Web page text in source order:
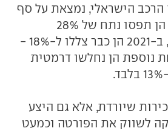
הישראלי, נמצאת על סף
הכחדה. אם ב-2015 הן תפסו נתח של 28%
מהמכירות בישראל, ב-2021 הן כבר צללו ל-18% -
נוספת הן נחלשו דרמטית
שיורדת, אלא גם היצע
לשווק את הפורטה וכמעט